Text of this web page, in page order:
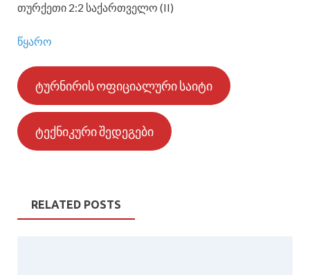
თურქეთი 2:2 საქართველო (II)
წყარო
ტურნირის ოფიციალური საიტი
ტექნიკური შედეგები
RELATED POSTS